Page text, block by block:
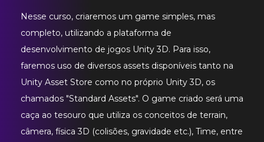
Nesse curso, criaremos um game simples, mas
completo, utilizando a plataforma de
desenvolvimento de jogos Unity 3D. Para isso,
faremos uso de diversos assets disponíveis tanto na
Unity Asset Store como no próprio Unity 3D, os
chamados "Standard Assets". O game criado será uma
caça ao tesouro que utiliza os conceitos de terrain,
câmera, física 3D (colisões, gravidade etc.), Time, entre